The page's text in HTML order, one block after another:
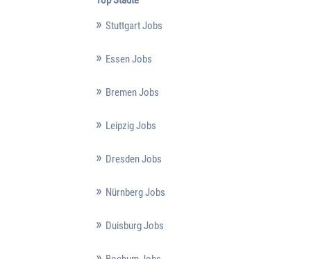
Stuttgart Jobs
Essen Jobs
Bremen Jobs
Leipzig Jobs
Dresden Jobs
Nürnberg Jobs
Duisburg Jobs